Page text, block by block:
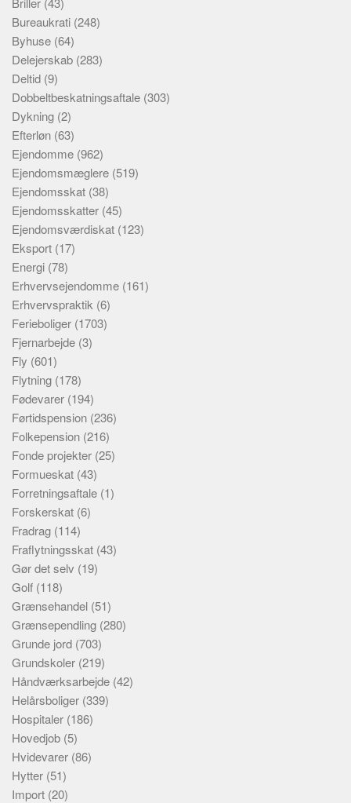
Bureaukrati (248)
Byhuse (64)
Delejerskab (283)
Deltid (9)
Dobbeltbeskatningsaftale (303)
Dykning (2)
Efterløn (63)
Ejendomme (962)
Ejendomsmæglere (519)
Ejendomsskat (38)
Ejendomsskatter (45)
Ejendomsværdiskat (123)
Eksport (17)
Energi (78)
Erhvervsejendomme (161)
Erhvervspraktik (6)
Ferieboliger (1703)
Fjernarbejde (3)
Fly (601)
Flytning (178)
Fødevarer (194)
Førtidspension (236)
Folkepension (216)
Fonde projekter (25)
Formueskat (43)
Forretningsaftale (1)
Forskerskat (6)
Fradrag (114)
Fraflytningsskat (43)
Gør det selv (19)
Golf (118)
Grænsehandel (51)
Grænsependling (280)
Grunde jord (703)
Grundskoler (219)
Håndværksarbejde (42)
Helårsboliger (339)
Hospitaler (186)
Hovedjob (5)
Hvidevarer (86)
Hytter (51)
Import (20)